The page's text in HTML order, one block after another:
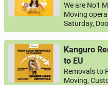
We are No1
Moving
Saturday,
Kanguro
to EU
Removals to
Moving,